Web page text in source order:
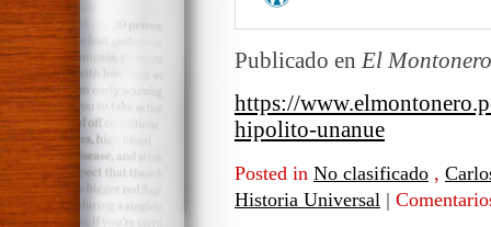
Publicado en El
https://
hipolito-unanue
Posted in No clasificado ,
Historia Universal |